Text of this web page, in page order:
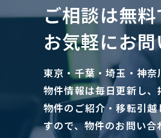
ご相談は無
お気軽にお
東京・千葉・埼玉・神
物件情報は毎日更新し
物件のご紹介・移転引
すので、物件のお問い